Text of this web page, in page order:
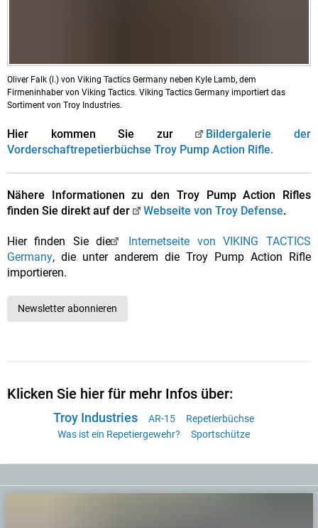
Oliver Falk (l.) von Viking Tactics Germany neben Kyle Lamb, dem
Firmeninhaber von Viking Tactics. Viking Tactics Germany importiert das
Sortiment von Troy Industries.
Hier kommen Sie zur
Bildergalerie der
Vorderschaftrepetierbüchse Troy Pump Action Rifle.
Nähere Informationen zu den Troy Pump Action Rifles
finden Sie direkt auf der
Webseite von Troy Defense.
Hier finden Sie die
Internetseite von VIKING TACTICS
Germany, die unter anderem die Troy Pump Action Rifle
importieren.
Newsletter abonnieren
Klicken Sie hier für mehr Infos über:
Troy Industries AR-15
Repetierbüchse
Was ist ein Repetiergewehr?
Sportschütze